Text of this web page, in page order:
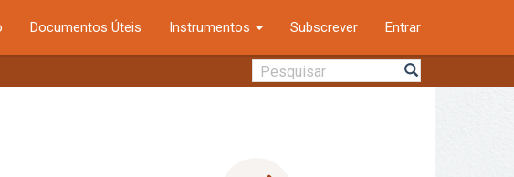
Documentos Úteis Instrumentos Subscrever Entrar